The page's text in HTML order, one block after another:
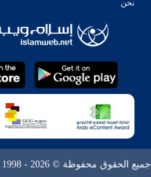
نحن
جميع الحقوق محفوظة © 2026 - 1998 لشبكة إسلام ويب